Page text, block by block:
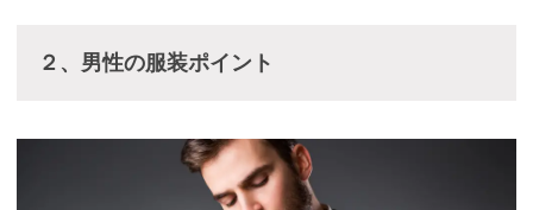
２、男性の服装ポイント